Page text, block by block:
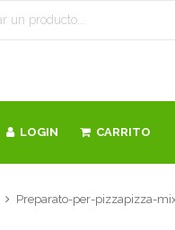
LOGIN CARRITO
Preparato-per-pizzapizza-